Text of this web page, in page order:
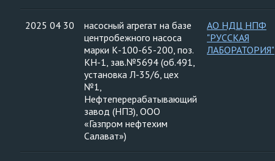
2025 04 30
насосный агрегат на базе
центробежного насоса
марки К-100-65-200, поз.
КН-1, зав.№5694 (об.491,
установка Л-35/6, цех
№1,
Нефтеперерабатывающий
завод (НПЗ), ООО
«Газпром нефтехим
Салават»)
АО НДЦ НПФ
"РУССКАЯ
ЛАБОРАТОРИЯ"